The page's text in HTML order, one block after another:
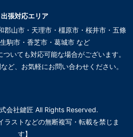
出張対応エリア
郡山市・天理市・橿原市・桜井市・五條
駒市・香芝市・葛城市 など
いても対応可能な場合がございます。
ど、お気軽にお問い合わせください。
会社鍵匠 All Rights Reserved.
ラストなどの無断複写・転載を禁じま
す】